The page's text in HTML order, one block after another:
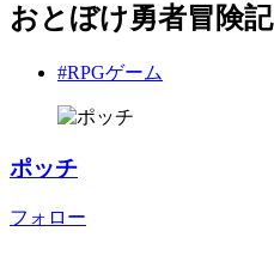
おとぼけ勇者冒険記
#RPGゲーム
ポッチ
フォロー